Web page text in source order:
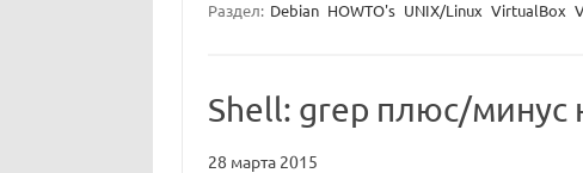
Раздел: Debian HOWTO's UNIX/Linux VirtualBox
Shell: grep плюс/минус
28 марта 2015